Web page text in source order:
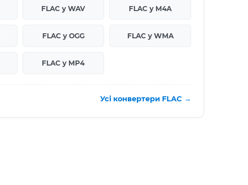
FLAC у WAV FLAC у M4A
FLAC у OGG FLAC у WMA
FLAC у MP4
Усі конвертери FLAC →